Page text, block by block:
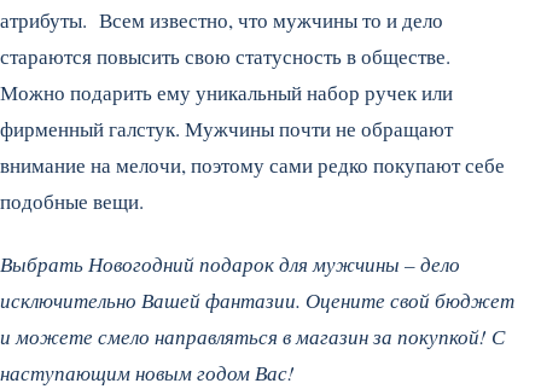
атрибуты. Всем известно, что мужчины то и дело
стараются повысить свою статусность в обществе.
Можно подарить ему уникальный набор ручек или
фирменный галстук. Мужчины почти не обращают
внимание на мелочи, поэтому сами редко покупают себе
подобные вещи.
Выбрать Новогодний подарок для мужчины – дело
исключительно Вашей фантазии. Оцените свой бюджет
и можете смело направляться в магазин за покупкой! С
наступающим новым годом Вас!